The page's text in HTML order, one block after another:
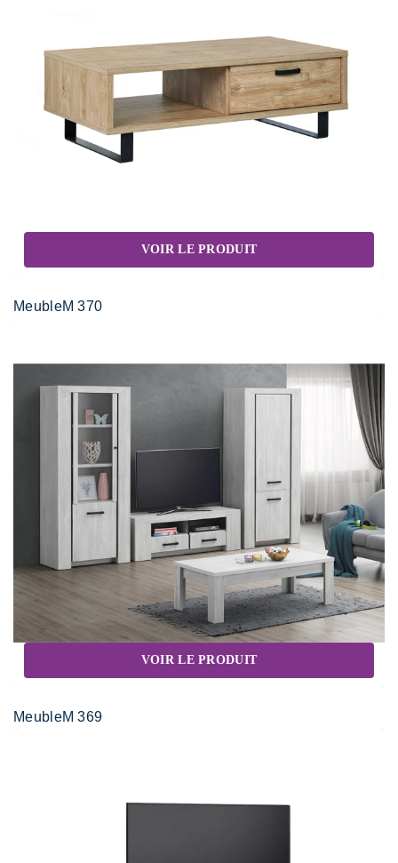
VOIR LE PRODUIT
MeubleM 370
VOIR LE PRODUIT
MeubleM 369